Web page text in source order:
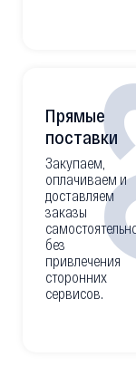
Прямые
поставки
Закупаем,
оплачиваем и
доставляем
заказы
без
привлечения
сторонних
сервисов.